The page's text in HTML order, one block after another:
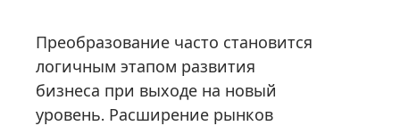
Преобразование часто становится
логичным этапом развития
бизнеса при выходе на новый
уровень. Расширение рынков